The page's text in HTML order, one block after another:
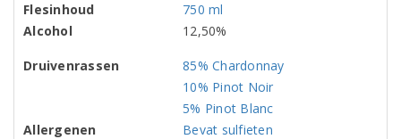
Flesinhoud
750 ml
Alcohol
12,50%
Druivenrassen
85% Chardonnay
10% Pinot Noir
5% Pinot Blanc
Allergenen
Bevat sulfieten